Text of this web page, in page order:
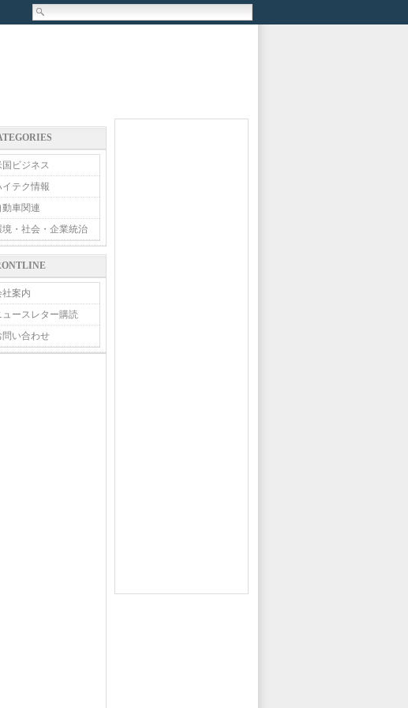
国ビジネス
イテク情報
動車関連
境・社会・企業統治
社案内
ュースレター購読
問い合わせ